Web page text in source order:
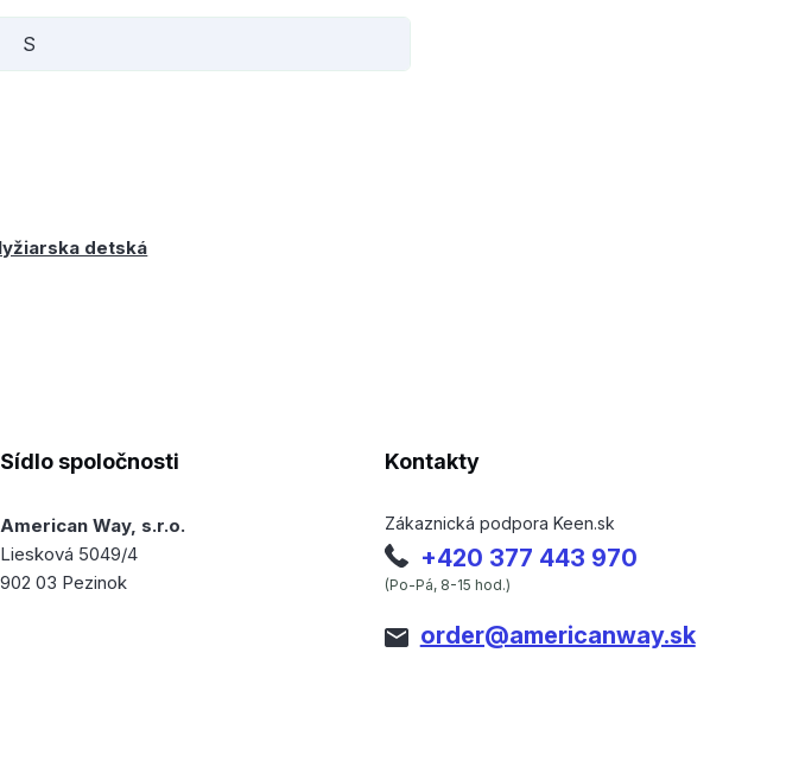
S
detská
Sídlo spoločnosti
American Way, s.r.o.
Liesková 5049/4
902 03 Pezinok
Kontakty
Zákaznická podpora Keen.sk
+420 377 443 970
(Po-Pá, 8-15 hod.)
order@americanway.sk